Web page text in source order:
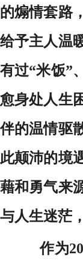
的煽情套路
给予主人温
有过“米饭”
愈身处人生
伴的温情驱
此颠沛的境
藉和勇气来
与人生迷茫
作为